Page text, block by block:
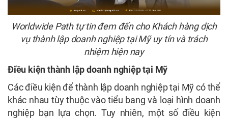
Worldwide Path tự tin đem đến cho Khách hàng dịch
vụ thành lập doanh nghiệp tại Mỹ uy tín và trách
nhiệm hiện nay
Điều kiện thành lập doanh nghiệp tại Mỹ
Các điều kiện để thành lập doanh nghiệp tại Mỹ có thể
khác nhau tùy thuộc vào tiểu bang và loại hình doanh
nghiệp bạn lựa chọn. Tuy nhiên, một số điều kiện